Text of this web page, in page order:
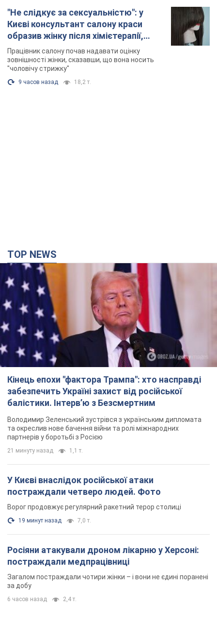
Кінець епохи "фактора Трампа": хто насправді
забезпечить Україні захист від російської
балістики. Інтерв’ю з Безсмертним
Володимир Зеленський зустрівся з українським дипломата
та окреслив нове бачення війни та ролі міжнародних
партнерів у боротьбі з Росією
21 минуту назад
У Києві внаслідок російської атаки
постраждали четверо людей. Фото
19 минут назад 7,0 т.
Росіяни атакували дроном лікарню у Херсоні:
постраждали медпрацівниці
Загалом постраждали чотири жінки – і вони не єдині поранені
за добу
6 часов назад